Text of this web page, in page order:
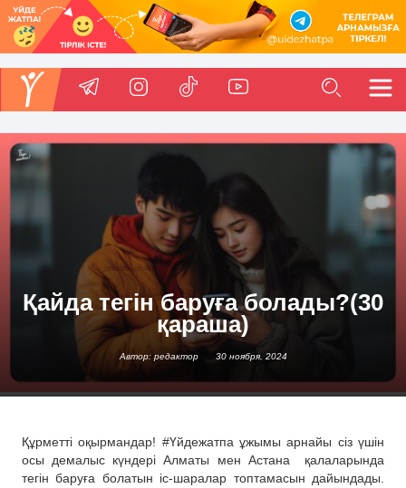
Қайда тегін баруға болады?(30
қараша)
Автор: редактор 30 ноября, 2024
Құрметті оқырмандар! #Үйдежатпа ұжымы арнайы сіз үшін
осы демалыс күндері Алматы мен Астана
қалаларында
тегін баруға болатын іс-шаралар топтамасын дайындады.